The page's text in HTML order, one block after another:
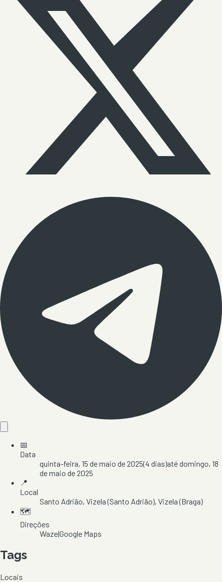
📅
Data
quinta-feira, 15 de maio de 2025(4 dias)atédomingo, 18
de maio de 2025
📍
Local
Santo Adrião, Vizela (Santo Adrião), Vizela(Braga)
🗺️
Direções
Waze|Google Maps
Tags
Locais